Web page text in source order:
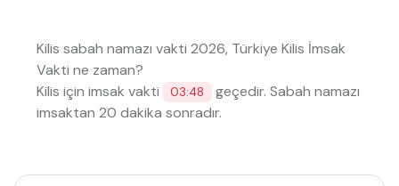
Kilis sabah namazı vakti 2026, Türkiye Kilis İmsak
Vakti ne zaman?
Kilis için imsak vakti
03:48
geçedir. Sabah namazı
imsaktan 20 dakika sonradır.